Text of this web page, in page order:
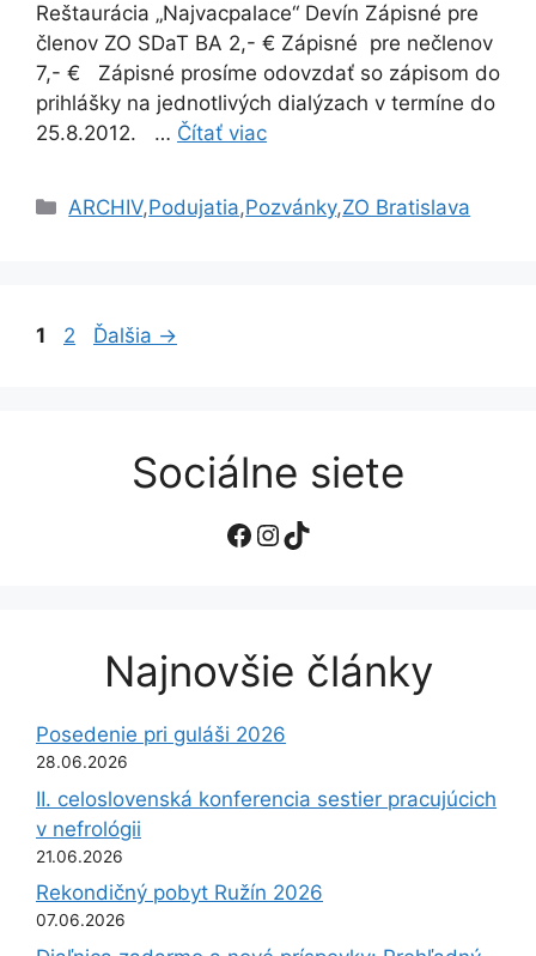
Reštaurácia „Najvacpalace“ Devín Zápisné pre
členov ZO SDaT BA 2,- € Zápisné pre nečlenov
7,- € Zápisné prosíme odovzdať so zápisom do
prihlášky na jednotlivých dialýzach v termíne do
25.8.2012. … Čítať viac
Kategórie
ARCHIV,Podujatia,Pozvánky,ZO Bratislava
Stránka
1 Stránka
2 Ďalšia →
Sociálne siete
Facebook
Instagram
TikTok
Najnovšie články
Posedenie pri guláši 2026
28.06.2026
II. celoslovenská konferencia sestier pracujúcich
v nefrológii
21.06.2026
Rekondičný pobyt Ružín 2026
07.06.2026